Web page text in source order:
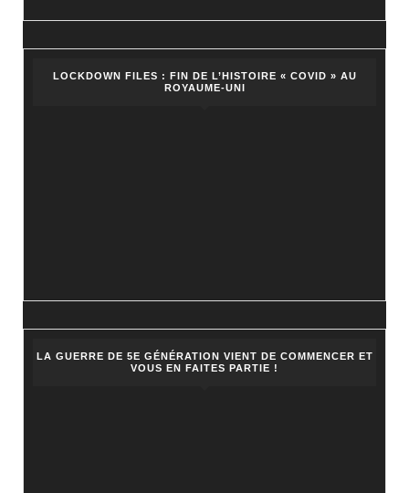
LOCKDOWN FILES : FIN DE L’HISTOIRE « COVID » AU
ROYAUME-UNI
LA GUERRE DE 5E GÉNÉRATION VIENT DE COMMENCER ET
VOUS EN FAITES PARTIE !